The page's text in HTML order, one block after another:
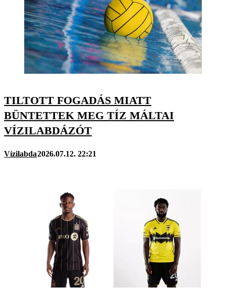
TILTOTT FOGADÁS MIATT
BÜNTETTEK MEG TÍZ MÁLTAI
VÍZILABDÁZÓT
Vízilabda2026.07.12. 22:21